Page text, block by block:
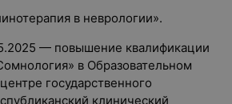
в неврологии».
— повышение квалификации
в Образовательном
государственного
клинический